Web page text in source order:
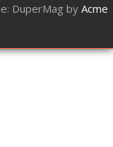
DuperMag by Acme